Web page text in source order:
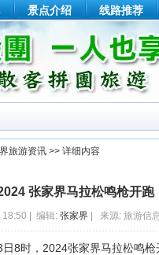
景点介绍 线路推荐
旅游资讯 >> 详细内容
张家界马拉松鸣枪开跑
18:50 | 编辑: 张家界| 来源: 旅游信
8时，2024张家界马拉松鸣